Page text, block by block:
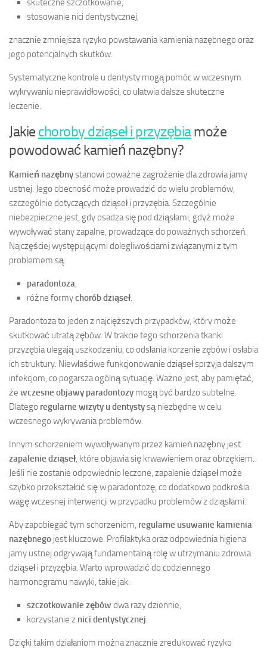
skuteczne szczotkowanie,
stosowanie nici dentystycznej,
znacznie zmniejsza ryzyko powstawania kamienia nazębnego oraz
jego potencjalnych skutków.
Systematyczne kontrole u dentysty mogą pomóc w wczesnym
wykrywaniu nieprawidłowości, co ułatwia dalsze skuteczne
leczenie.
Jakie choroby dziąseł i przyzębiamoże
powodować kamień nazębny?
Kamień nazębnystanowi poważne zagrożenie dla zdrowia jamy
ustnej. Jego obecność może prowadzić do wielu problemów,
szczególnie dotyczących dziąseł i przyzębia. Szczególnie
niebezpieczne jest, gdy osadza się pod dziąsłami, gdyż może
wywoływać stany zapalne, prowadzące do poważnych schorzeń.
Najczęściej występującymi dolegliwościami związanymi z tym
problemem są:
paradontoza,
różne formychorób dziąseł.
Paradontoza to jeden z najcięższych przypadków, który może
skutkować utratą zębów. W trakcie tego schorzenia tkanki
przyzębia ulegają uszkodzeniu, co odsłania korzenie zębów i osłabia
ich struktury. Niewłaściwe funkcjonowanie dziąseł sprzyja dalszym
infekcjom, co pogarsza ogólną sytuację. Ważne jest, aby pamiętać,
że wczesne objawy paradontozy mogą być bardzo subtelne.
Dlatego regularne wizyty u dentystysą niezbędne w celu
wczesnego wykrywania problemów.
Innym schorzeniem wywoływanym przez kamień nazębny jest
zapalenie dziąseł, które objawia się krwawieniem oraz obrzękiem.
Jeśli nie zostanie odpowiednio leczone, zapalenie dziąseł może
szybko przekształcić się w paradontozę, co dodatkowo podkreśla
wagę wczesnej interwencji w przypadku problemów z dziąsłami.
Aby zapobiegać tym schorzeniom, regularne usuwanie kamienia
nazębnego jest kluczowe. Profilaktyka oraz odpowiednia higiena
jamy ustnej odgrywają fundamentalną rolę w utrzymaniu zdrowia
dziąseł i przyzębia. Warto wprowadzić do codziennego
harmonogramu nawyki, takie jak:
szczotkowanie zębów dwa razy dziennie,
korzystanie z nici dentystycznej.
Dzięki takim działaniom można znacznie zredukować ryzyko